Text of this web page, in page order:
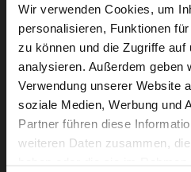
Wir verwenden Cookies, um
personalisieren, Funktionen
zu können und die Zugriffe auf
analysieren. Außerdem geben
Verwendung unserer Website
soziale Medien, Werbung und
Partner führen diese
weiteren Daten zusammen,
AUBII GMBH
Große Bleichen 21
20354 HAMBURG